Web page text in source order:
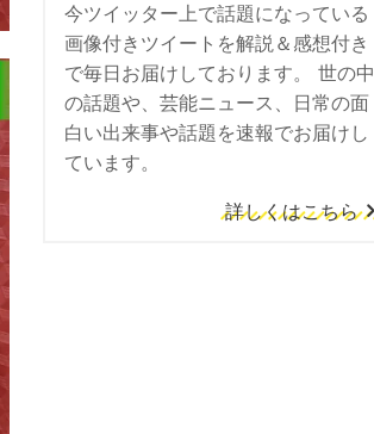
今ツイッター上で話題になっている
画像付きツイートを解説＆感想付き
で毎日お届けしております。 世の中
の話題や、芸能ニュース、日常の面
白い出来事や話題を速報でお届けし
ています。
詳しくはこちら